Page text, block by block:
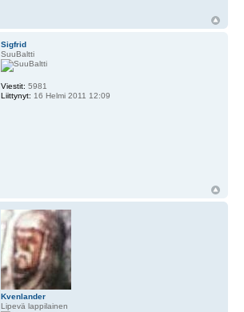
Sigfrid
SuuBaltti
Viestit: 5981
Liittynyt: 16 Helmi 2011 12:09
Kvenlander
Lipevä lappilainen